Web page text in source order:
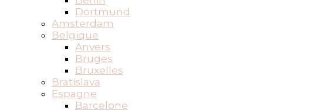
Dortmund
Amsterdam
Belgique
Anvers
Bruges
Bruxelles
Bratislava
Espagne
Barcelone